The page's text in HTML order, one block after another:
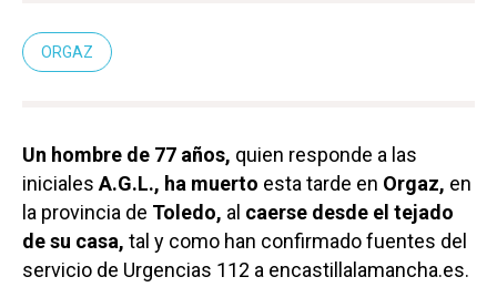
ORGAZ
Un hombre de 77 años, quien responde a las
iniciales A.G.L., ha muerto esta tarde en Orgaz, en
la provincia de Toledo, al caerse desde el tejado
de su casa, tal y como han confirmado fuentes del
servicio de Urgencias 112 a encastillalamancha.es.